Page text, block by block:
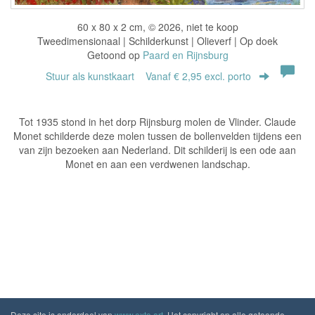
60 x 80 x 2 cm, © 2026, niet te koop
Tweedimensionaal | Schilderkunst | Olieverf | Op doek
Getoond op Paard en Rijnsburg
Stuur als kunstkaart Vanaf € 2,95 excl. porto
Tot 1935 stond in het dorp Rijnsburg molen de Vlinder. Claude
Monet schilderde deze molen tussen de bollenvelden tijdens een
van zijn bezoeken aan Nederland. Dit schilderij is een ode aan
Monet en aan een verdwenen landschap.